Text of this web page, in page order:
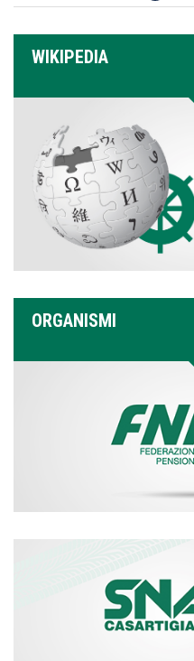
WIKIPEDIA
ORGANISMI